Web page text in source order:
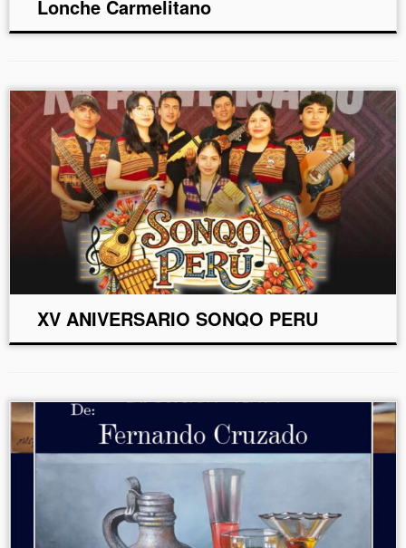
Lonche Carmelitano
XV ANIVERSARIO SONQO PERU